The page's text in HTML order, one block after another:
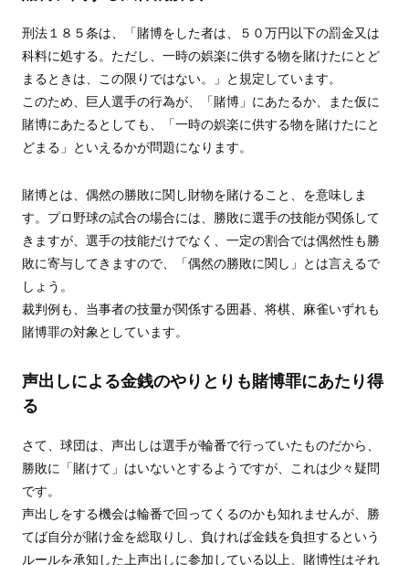
刑法１８５条は、「賭博をした者は、５０万円以下の罰金又は
科料に処する。ただし、一時の娯楽に供する物を賭けたにとど
まるときは、この限りではない。」と規定しています。
このため、巨人選手の行為が、「賭博」にあたるか、また仮に
賭博にあたるとしても、「一時の娯楽に供する物を賭けたにと
どまる」といえるかが問題になります。
賭博とは、偶然の勝敗に関し財物を賭けること、を意味しま
す。プロ野球の試合の場合には、勝敗に選手の技能が関係して
きますが、選手の技能だけでなく、一定の割合では偶然性も勝
敗に寄与してきますので、「偶然の勝敗に関し」とは言えるで
しょう。
裁判例も、当事者の技量が関係する囲碁、将棋、麻雀いずれも
賭博罪の対象としています。
声出しによる金銭のやりとりも賭博罪にあたり得
る
さて、球団は、声出しは選手が輪番で行っていたものだから、
勝敗に「賭けて」はいないとするようですが、これは少々疑問
です。
声出しをする機会は輪番で回ってくるのかも知れませんが、勝
てば自分が賭け金を総取りし、負ければ金銭を負担するという
ルールを承知した上声出しに参加している以上、賭博性はそれ